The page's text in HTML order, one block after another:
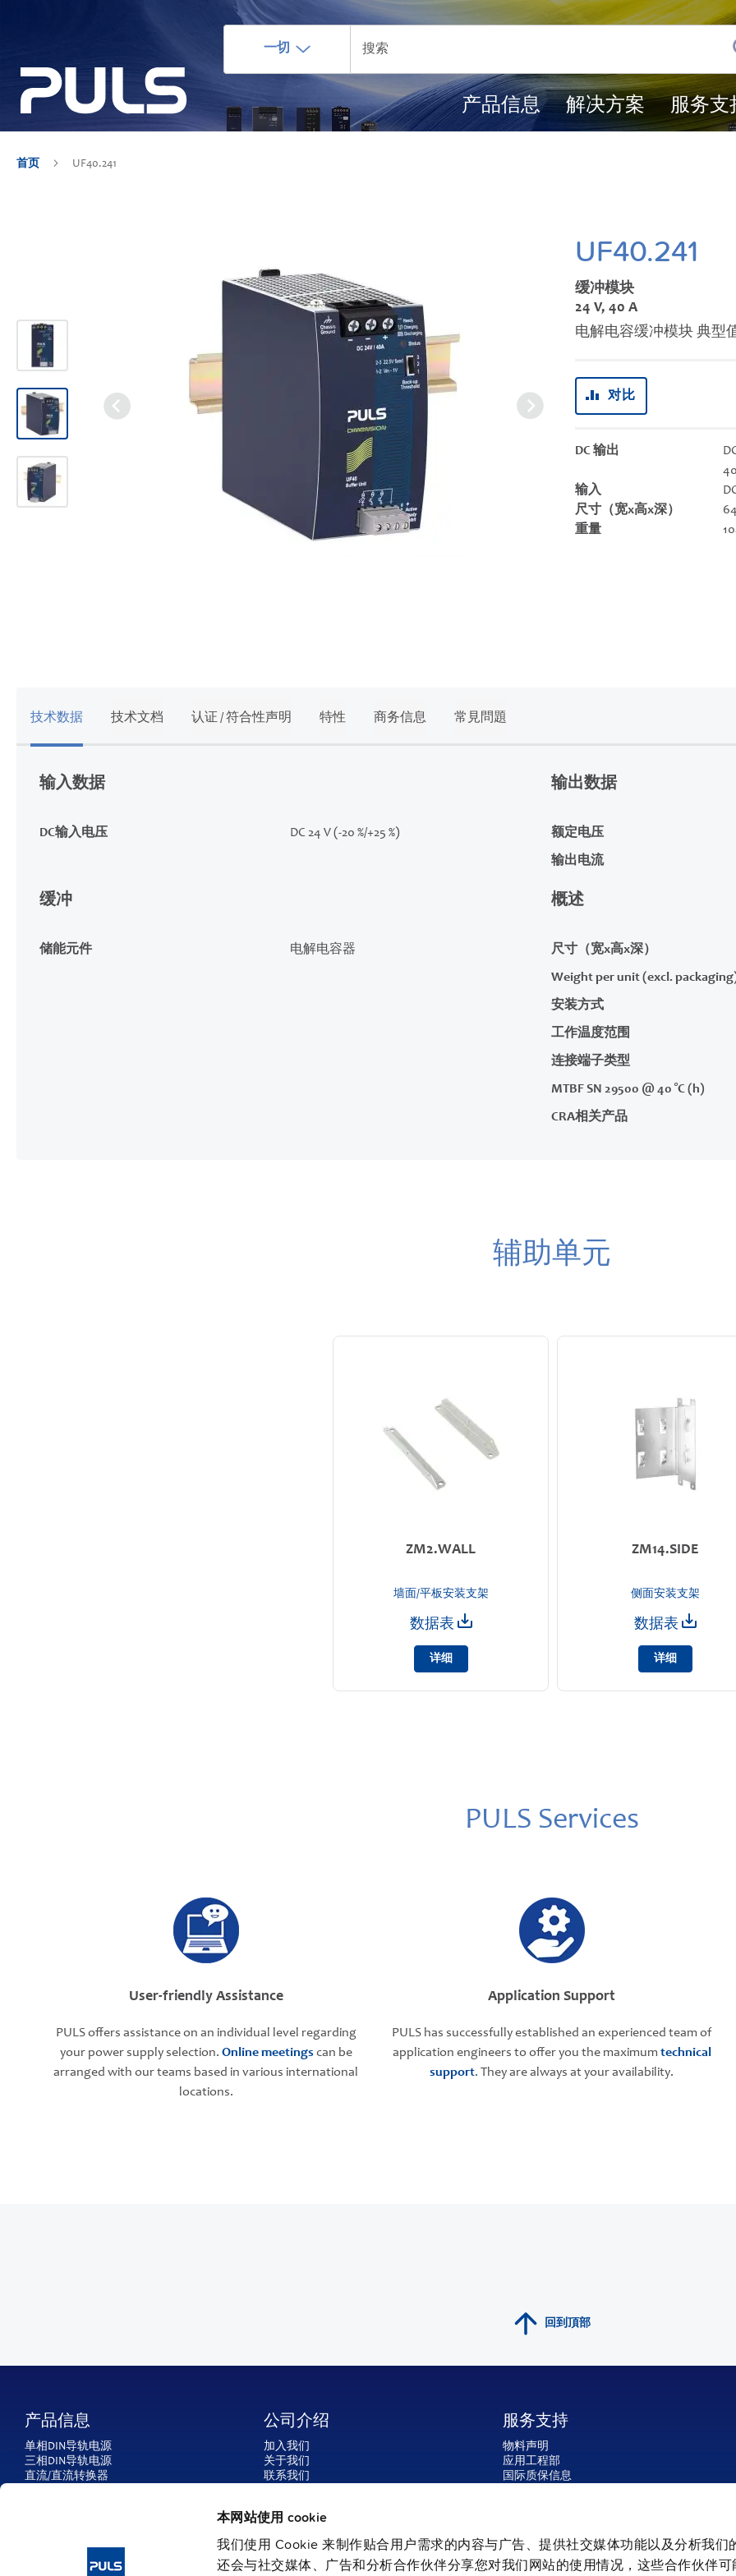
本网站使用 cookie
我们使用 Cookie 来制作贴合用户需求的内容与广告、提供社交媒体功能以及分析我们
还会与社交媒体、广告和分析合作伙伴分享您对我们网站的使用情况，这些合作伙伴
一切
产品信息 解决方案 服务支
首页 UF40.241
UF40.241
缓冲模块
24 V, 40 A
电解电容缓冲模块 典型
对比
DC 输出
输入
尺寸（宽x高x深）
重量
技术数据
输入数据
DC输入电压 DC 24 V (-20 %/+25 %)
输出数据
额定电压
输出电流
缓冲
储能元件 电解电容器
概述
尺寸（宽x高x深）
Weight per unit (excl.
安装方式
工作温度范围
连接端子类型
MTBF SN 29500 @ 40 °C (h)
CRA相关产品
技术文档 认证 / 符合性声明 特性 商务信息 常見問題
辅助单元
ZM2.WALL
墙面/平板安装支架
数据表
详细
ZM14.SIDE
侧面安装支架
数据表
详细
PULS Services
User-friendly Assistance
PULS offers assistance on an individual level regarding
your power supply selection. Online meetings can be
arranged with our teams based in various international
locations.
Application Support
PULS has successfully established an experienced team of
application engineers to offer you the maximum technical
support. They are always at your availability.
回到頂部
产品信息
单相DIN导轨电源
三相DIN导轨电源
直流/直流转换器
公司介绍
加入我们
关于我们
联系我们
媒体联络
服务支持
物料声明
应用工程部
国际质保信息
PULS SalesWeb
FAQ